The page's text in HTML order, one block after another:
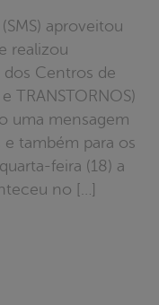
realizou
Centros de
TRANSTORNOS)
uma mensagem
e também para os
feira (18) a
no […]